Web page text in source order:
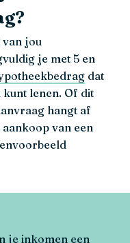
van jou
je met 5 en
dat
lenen. Of dit
hangt af
van een
je inkomen een